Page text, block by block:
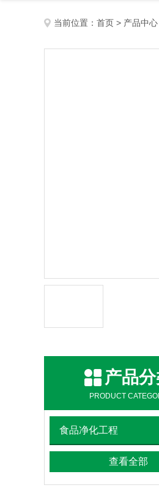
当前位置： 首页 > 产品中心
产品
PRODUCT
食品净化工程
查看全部